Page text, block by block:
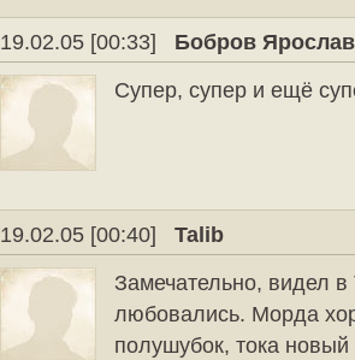
19.02.05 [00:33]
Бобров Ярослав
Супер, супер и ещё
19.02.05 [00:40]
Talib
Замечательно, видел
любовались. Морда
полушубок, тока